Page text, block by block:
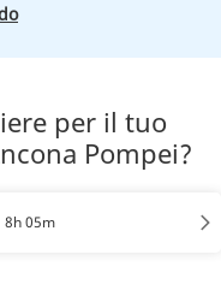
per il tuo
Pompei?
8h 05m